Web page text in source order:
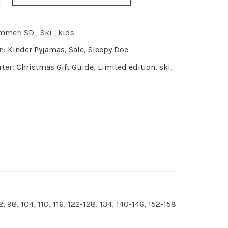
SD_Ski_kids
Kinder Pyjamas, Sale, Sleepy Doe
Christmas Gift Guide, Limited edition, ski,
98, 104, 110, 116, 122-128, 134, 140-146, 152-158